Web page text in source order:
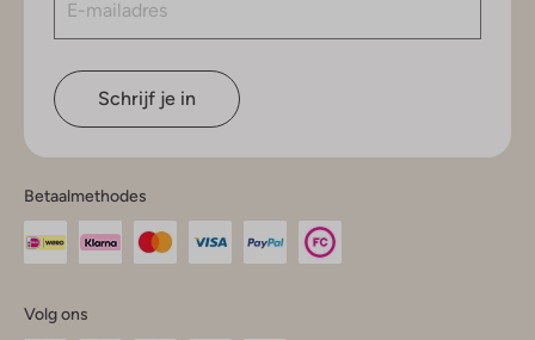
Schrijf je in
Betaalmethodes
Volg ons